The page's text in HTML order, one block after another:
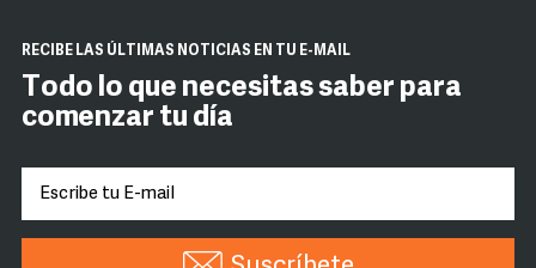
RECIBE LAS ÚLTIMAS NOTICIAS EN TU E-MAIL
Todo lo que necesitas saber para
comenzar tu día